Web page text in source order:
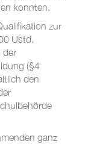
konnten.
zur
Ustd.
der
(§4
den
ganz